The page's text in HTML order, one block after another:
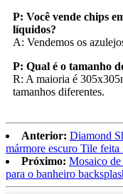
P: Você vende chips
líquidos?
A: Vendemos os
P: Qual é o tamanho
R: A maioria é
tamanhos diferentes.
Anterior: Diamond
mármore escuro Tile feita
Próximo: Mosaico de
para o banheiro